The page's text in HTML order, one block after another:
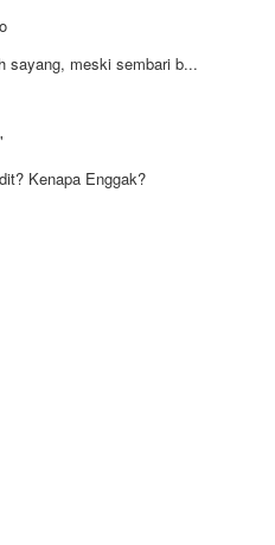
sayang, meski sembari b...
Kenapa Enggak?